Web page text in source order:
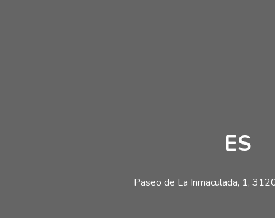
ES
Paseo de La Inmaculada, 1,